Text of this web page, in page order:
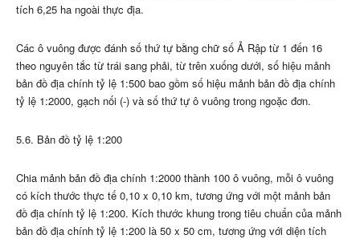
tích 6,25 ha ngoài thực địa.
Các ô vuông được đánh số thứ tự bằng chữ số Ả Rập từ 1 đến 16
theo nguyên tắc từ trái sang phải, từ trên xuống dưới, số hiệu mảnh
bản đồ địa chính tỷ lệ 1:500 bao gồm số hiệu mảnh bản đồ địa chính
tỷ lệ 1:2000, gạch nối (-) và số thứ tự ô vuông trong ngoặc đơn.
5.6. Bản đồ tỷ lệ 1:200
Chia mảnh bản đồ địa chính 1:2000 thành 100 ô vuông, mỗi ô vuông
có kích thước thực tế 0,10 x 0,10 km, tương ứng với một mảnh bản
đồ địa chính tỷ lệ 1:200. Kích thước khung trong tiêu chuẩn của mảnh
bản đồ địa chính tỷ lệ 1:200 là 50 x 50 cm, tương ứng với diện tích